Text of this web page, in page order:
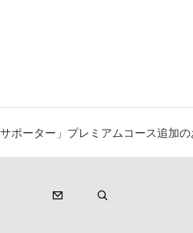
ポーター」プレミアムコース追加